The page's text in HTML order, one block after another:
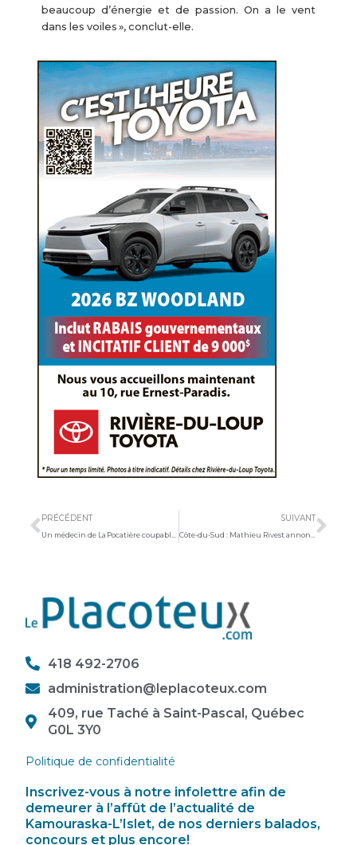
beaucoup d’énergie et de passion. On a le vent
dans les voiles », conclut-elle.
PRÉCÉDENT SUIVANT
418 492-2706
administration@leplacoteux.com
409, rue Taché à Saint-Pascal, Québec
G0L 3Y0
Politique de confidentialité
Inscrivez-vous à notre infolettre afin de
demeurer à l’affût de l’actualité de
Kamouraska-L’Islet, de nos derniers balados,
concours et plus encore!